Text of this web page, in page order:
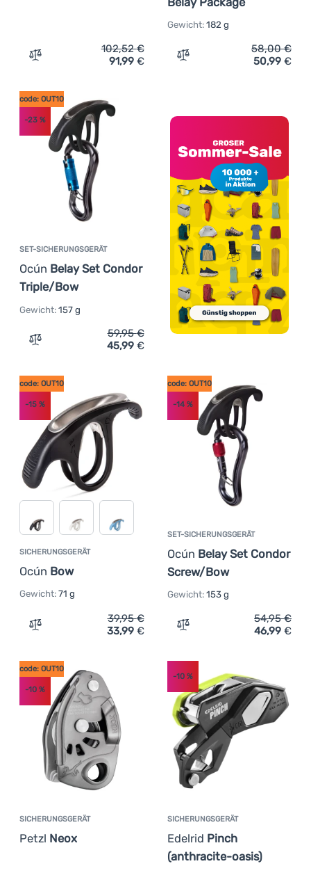
Zum Vergleich 'Sicherungsgerät Edelrid Pinch (night)'
102,52€
91,99 €
Gewicht: 182 g
Zum Vergleich 'Set-
58,00€
50,99 €
SET-SICHERUNGSGERÄT
Ocún Belay Set Condor
Triple/Bow
code: OUT10
-23 %
Gewicht: 157 g
Zum Vergleich 'Set-Sicherungsgerät Ocún Belay Set
59,95€
45,99 €
SICHERUNGSGERÄT
Ocún Bow
code: OUT10
-15 %
Gewicht: 71 g
Zum Vergleich 'Sicherungsgerät Ocún Bow' hinzufügen
39,95€
33,99 €
SET-SICHERUNGSGERÄT
Ocún Belay Set Condor
Screw/Bow
code: OUT10
-14%
Gewicht: 153 g
Zum Vergleich 'Set-
54,95€
46,99 €
SICHERUNGSGERÄT
Petzl Neox
code: OUT10
-10 %
SICHERUNGSGERÄT
Edelrid Pinch
(anthracite-oasis)
-10%